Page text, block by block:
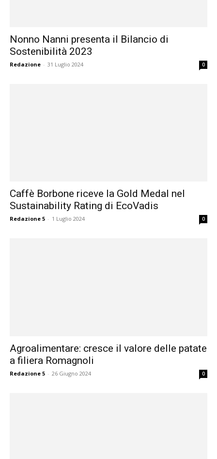
Nonno Nanni presenta il Bilancio di
Sostenibilità 2023
Redazione - 31 Luglio 2024 0
Caffè Borbone riceve la Gold Medal nel
Sustainability Rating di EcoVadis
Redazione 5 - 1 Luglio 2024 0
Agroalimentare: cresce il valore delle patate
a filiera Romagnoli
Redazione 5 - 26 Giugno 2024 0